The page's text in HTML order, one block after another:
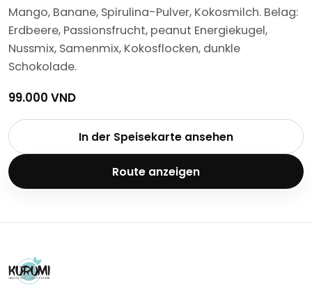
Mango, Banane, Spirulina-Pulver, Kokosmilch. Belag:
Erdbeere, Passionsfrucht, peanut Energiekugel,
Nussmix, Samenmix, Kokosflocken, dunkle
Schokolade.
99.000 VND
In der Speisekarte ansehen
Route anzeigen